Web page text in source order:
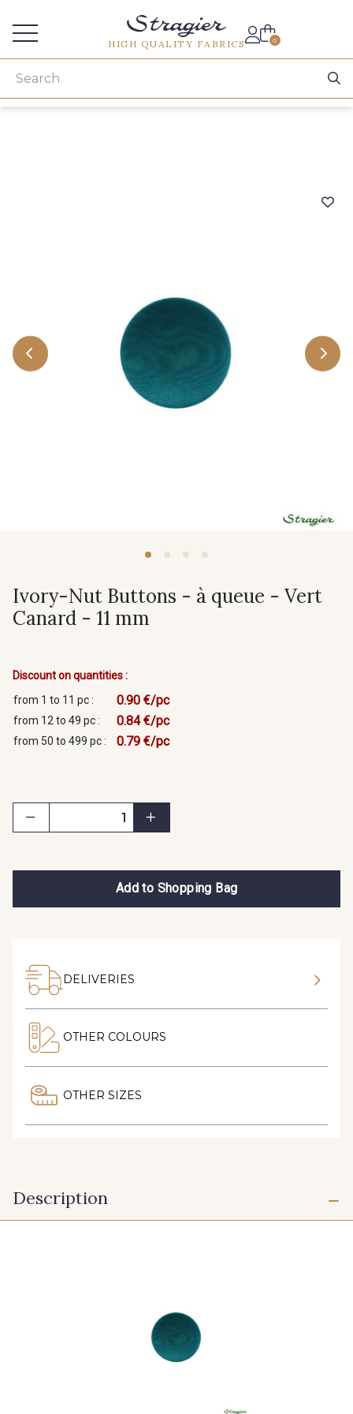
HIGH QUALITY FABRICS 0
Ivory-Nut Buttons - à queue - Vert
Canard - 11 mm
Discount on quantities :
from 1 to 11 pc :
0.90 €/pc
from 12 to 49 pc : 0.84 €/pc
from 50 to 499 pc : 0.79 €/pc
Add to Shopping Bag
DELIVERIES
OTHER COLOURS
OTHER SIZES
Description